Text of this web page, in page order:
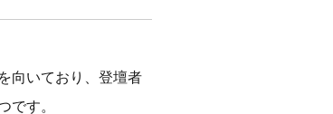
向いており、登壇者
です。